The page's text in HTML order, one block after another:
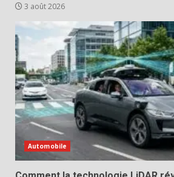
3 août 2026
Automobile